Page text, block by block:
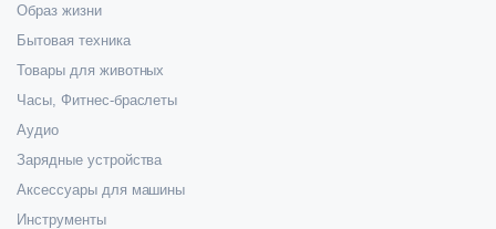
Образ жизни
Бытовая техника
Товары для животных
Часы, Фитнес-браслеты
Аудио
Зарядные устройства
Аксессуары для машины
Инструменты